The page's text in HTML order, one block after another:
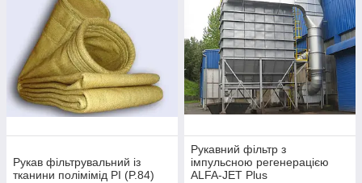
Рукав фільтрувальний із
тканини полімімід PI (P.84)
Рукавний фільтр з
імпульсною регенерацією
ALFA-JET Plus